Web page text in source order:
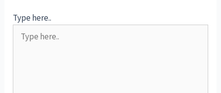
Type here..